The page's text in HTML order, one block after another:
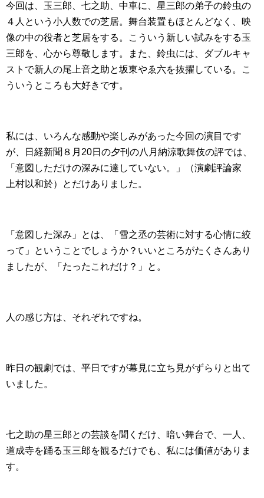
今回は、玉三郎、七之助、中車に、星三郎の弟子の鈴虫の
４人という小人数での芝居。舞台装置もほとんどなく、映
像の中の役者と芝居をする。こういう新しい試みをする玉
三郎を、心から尊敬します。また、鈴虫には、ダブルキャ
ストで新人の尾上音之助と坂東やゑ六を抜擢している。こ
ういうところも大好きです。
私には、いろんな感動や楽しみがあった今回の演目です
が、日経新聞８月20日の夕刊の八月納涼歌舞伎の評では、
「意図しただけの深みに達していない。」（演劇評論家
上村以和於）とだけありました。
「意図した深み」とは、「雪之丞の芸術に対する心情に絞
って」ということでしょうか？いいところがたくさんあり
ましたが、「たったこれだけ？」と。
人の感じ方は、それぞれですね。
昨日の観劇では、平日ですが幕見に立ち見がずらりと出て
いました。
七之助の星三郎との芸談を聞くだけ、暗い舞台で、一人、
道成寺を踊る玉三郎を観るだけでも、私には価値がありま
す。